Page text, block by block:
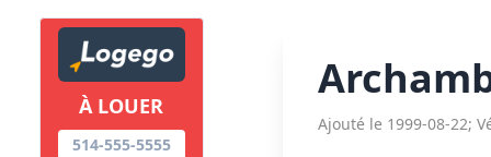
À LOUER
514-555-5555
Ajouté le 1999-08-22;